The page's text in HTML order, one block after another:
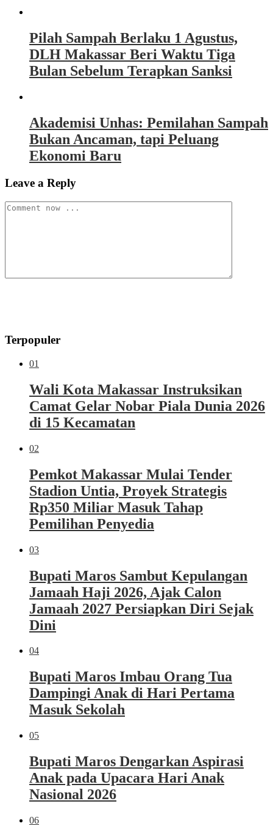
Pilah Sampah Berlaku 1 Agustus,
DLH Makassar Beri Waktu Tiga
Bulan Sebelum Terapkan Sanksi
Akademisi Unhas: Pemilahan Sampah
Bukan Ancaman, tapi Peluang
Ekonomi Baru
Leave a Reply
Terpopuler
01
Wali Kota Makassar Instruksikan
Camat Gelar Nobar Piala Dunia 2026
di 15 Kecamatan
02
Pemkot Makassar Mulai Tender
Stadion Untia, Proyek Strategis
Rp350 Miliar Masuk Tahap
Pemilihan Penyedia
03
Bupati Maros Sambut Kepulangan
Jamaah Haji 2026, Ajak Calon
Jamaah 2027 Persiapkan Diri Sejak
Dini
04
Bupati Maros Imbau Orang Tua
Dampingi Anak di Hari Pertama
Masuk Sekolah
05
Bupati Maros Dengarkan Aspirasi
Anak pada Upacara Hari Anak
Nasional 2026
06